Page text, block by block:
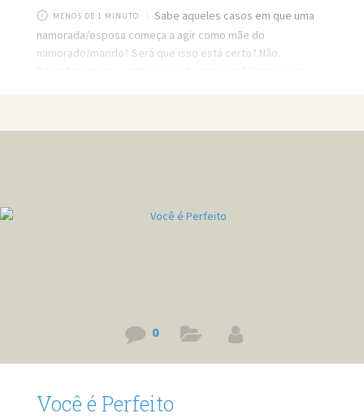
MENOS DE 1 MINUTO
Sabe aqueles casos em que uma
namorada/esposa começa a agir como mãe do
namorado/marido? Será que isso está certo? Não.
0
Você é Perfeito